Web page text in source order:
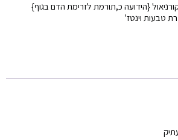
{הידועה כ,תורמת לזרימת הדם בגוף}
טבעות וינטז'